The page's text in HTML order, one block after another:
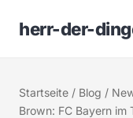
herr-der-
Startseite / Blog /
Brown: FC Bayern im